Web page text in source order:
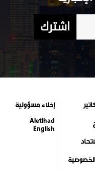
اشترك
الخصوصية
إخلاء مسؤولية
Aletihad
English